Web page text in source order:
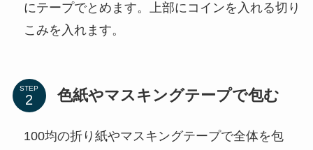
にテープでとめます。上部にコインを入れる切り
こみを入れます。
STEP 色紙やマスキングテープで包む
100均の折り紙やマスキングテープで全体を包